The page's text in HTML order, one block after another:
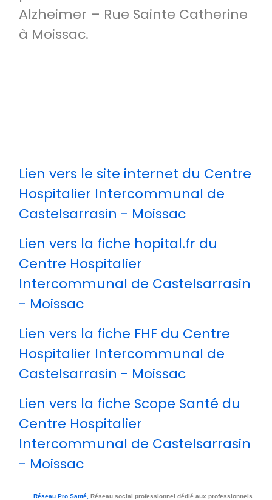
Alzheimer – Rue Sainte Catherine
à Moissac.
Lien vers le site internet du Centre
Hospitalier Intercommunal de
Castelsarrasin - Moissac
Lien vers la fiche hopital.fr du
Centre Hospitalier
Intercommunal de Castelsarrasin
- Moissac
Lien vers la fiche FHF du Centre
Hospitalier Intercommunal de
Castelsarrasin - Moissac
Lien vers la fiche Scope Santé du
Centre Hospitalier
Intercommunal de Castelsarrasin
- Moissac
Réseau Pro Santé, Réseau social professionnel dédié aux professionnels